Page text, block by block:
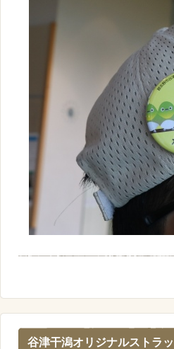
谷津干潟オリジナルストラ